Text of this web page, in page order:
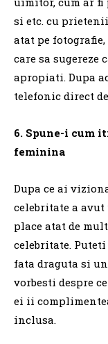
si etc. cu
atat pe fotografie,
care sa sugereze
apropiati. Dupa
telefonic direct
6. Spune-i cum
feminina
Dupa ce ai
celebritate a avut
place atat de
celebritate. Puteti
fata draguta si
vorbesti despre
ei ii
inclusa.